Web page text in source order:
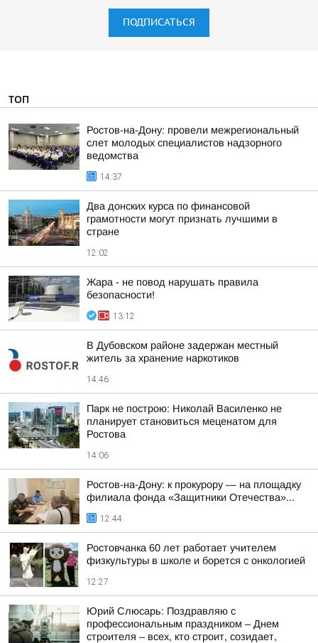
ПОДПИСАТЬСЯ
ТОП
Ростов-на-Дону: провели межрегиональный
слет молодых специалистов надзорного
ведомства
14:37
Два донских курса по финансовой
грамотности могут признать лучшими в
стране
12:02
Жара - не повод нарушать правила
безопасности!
13:12
В Дубовском районе задержан местный
житель за хранение наркотиков
14:46
Парк не построю: Николай Василенко не
планирует становиться меценатом для
Ростова
14:06
Ростов-на-Дону: к прокурору — на площадку
филиала фонда «Защитники Отечества»...
12:44
Ростовчанка 60 лет работает учителем
физкультуры в школе и борется с онкологией
12:27
Юрий Слюсарь: Поздравляю с
профессиональным праздником – Днем
строителя – всех, кто строит, созидает,